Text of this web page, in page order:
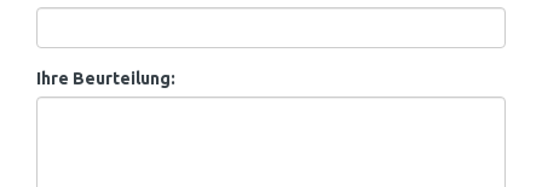
Ihre Beurteilung: